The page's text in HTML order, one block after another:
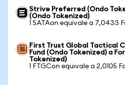
Strive Preferred (Ondo
(Ondo Tokenized)
1 SATAon equivale a 7,0433
First Trust Global Tactical
Fund (Ondo Tokenized) a
Tokenized)
1 FTGCon equivale a 2,0105